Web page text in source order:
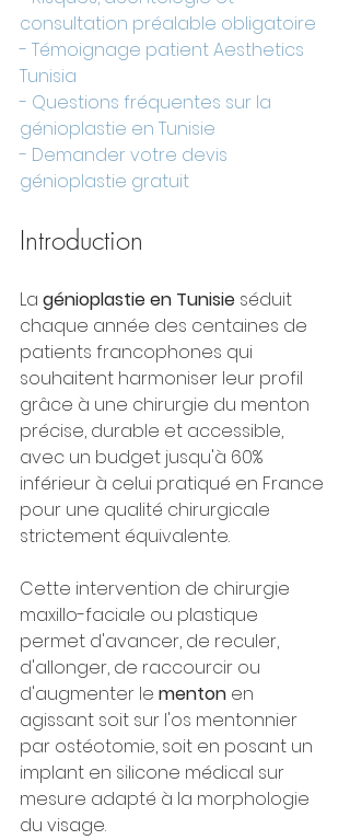
consultation préalable obligatoire
- Témoignage patient Aesthetics
Tunisia
- Questions fréquentes sur la
génioplastie en Tunisie
- Demander votre devis
génioplastie gratuit
Introduction
La génioplastie en Tunisie séduit
chaque année des centaines de
patients francophones qui
souhaitent harmoniser leur profil
grâce à une chirurgie du menton
précise, durable et accessible,
avec un budget jusqu'à 60%
inférieur à celui pratiqué en France
pour une qualité chirurgicale
strictement équivalente.
Cette intervention de chirurgie
maxillo-faciale ou plastique
permet d'avancer, de reculer,
d'allonger, de raccourcir ou
d'augmenter le menton en
agissant soit sur l'os mentonnier
par ostéotomie, soit en posant un
implant en silicone médical sur
mesure adapté à la morphologie
du visage.